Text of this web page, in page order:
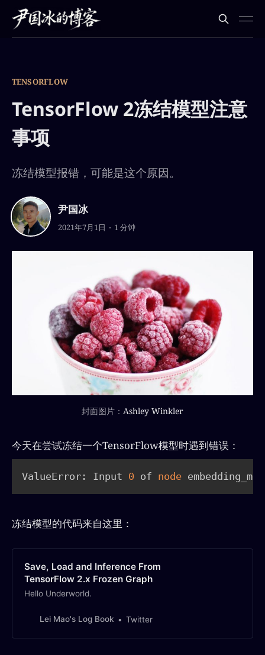
TENSORFLOW
TensorFlow 2冻结模型注意
事项
冻结模型报错，可能是这个原因。
尹国冰
2021年7月1日 1 分钟
封面图片： Ashley Winkler
今天在尝试冻结一个TensorFlow模型时遇到错误：
ValueError: Input 0 of node
冻结模型的代码来自这里：
Save, Load and Inference From
TensorFlow 2.x Frozen Graph
Hello Underworld.
Lei Mao's Log Book Twitter